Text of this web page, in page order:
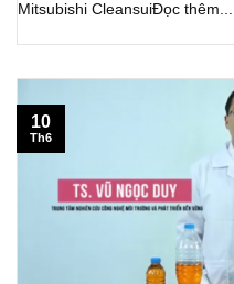
Mitsubishi CleansuiĐọc thêm...
10
Th6